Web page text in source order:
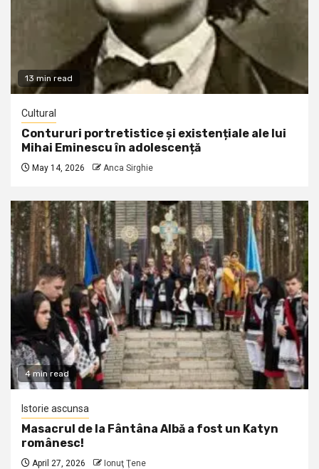
13 min read
Cultural
Contururi portretistice și existențiale ale lui
Mihai Eminescu în adolescență
May 14, 2026 Anca Sirghie
4 min read
Istorie ascunsa
Masacrul de la Fântâna Albă a fost un Katyn
românesc!
April 27, 2026 Ionuţ Ţene